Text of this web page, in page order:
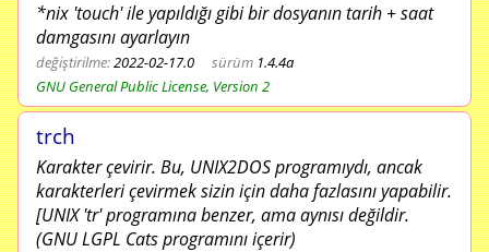
*nix 'touch' ile yapıldığı gibi bir dosyanın tarih + saat
damgasını ayarlayın
değiştirilme:2022-02-17.0 sürüm 1.4.4a
GNU General Public License, Version 2
trch
Karakter çevirir. Bu, UNIX2DOS programıydı, ancak
karakterleri çevirmek sizin için daha fazlasını yapabilir.
[UNIX 'tr' programına benzer, ama aynısı değildir.
(GNU LGPL Cats programını içerir)